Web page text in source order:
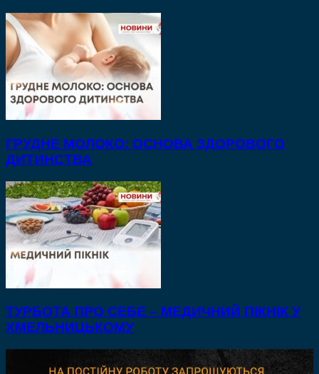
ГРУДНЕ МОЛОКО: ОСНОВА ЗДОРОВОГО
ДИТИНСТВА
ТУРБОТА ПРО СЕБЕ – МЕДИЧНИЙ ПІКНІК У
ХМЕЛЬНИЦЬКОМУ